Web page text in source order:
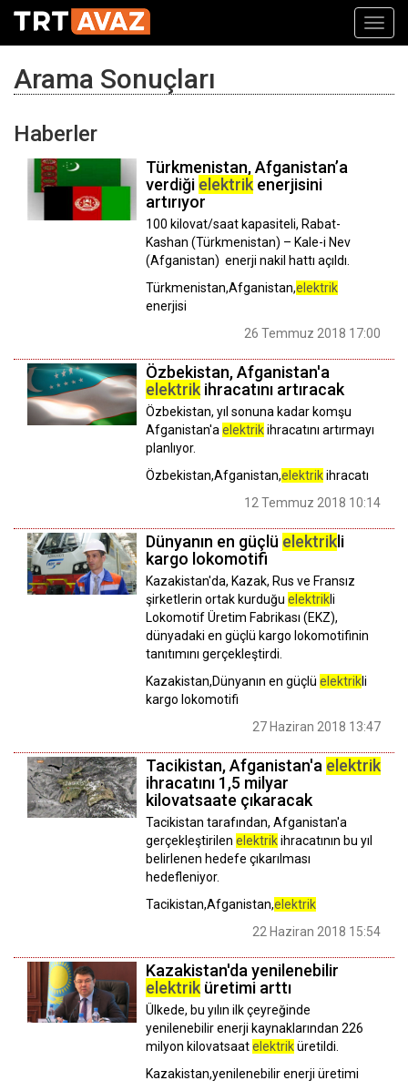
Arama Sonuçları
Haberler
Türkmenistan, Afganistan’a
verdiği elektrik enerjisini
artırıyor
100 kilovat/saat kapasiteli, Rabat-
Kashan (Türkmenistan) – Kale-i Nev
(Afganistan) enerji nakil hattı açıldı.
Türkmenistan,Afganistan,elektrik
enerjisi
26 Temmuz 2018 17:00
Özbekistan, Afganistan'a
elektrik ihracatını artıracak
Özbekistan, yıl sonuna kadar komşu
Afganistan'a elektrikihracatını artırmayı
planlıyor.
Özbekistan,Afganistan,elektrikihracatı
12 Temmuz 2018 10:14
Dünyanın en güçlü elektrik li
kargo lokomotifi
Kazakistan'da, Kazak, Rus ve Fransız
şirketlerin ortak kurduğu elektrikli
Lokomotif Üretim Fabrikası (EKZ),
dünyadaki en güçlü kargo lokomotifinin
tanıtımını gerçekleştirdi.
Kazakistan,Dünyanın en güçlü elektrikli
kargo lokomotifi
27 Haziran 2018 13:47
Tacikistan, Afganistan'a elektrik
ihracatını 1,5 milyar
kilovatsaate çıkaracak
Tacikistan tarafından, Afganistan'a
gerçekleştirilen elektrikihracatının bu yıl
belirlenen hedefe çıkarılması
hedefleniyor.
Tacikistan,Afganistan,elektrik
22 Haziran 2018 15:54
Kazakistan'da yenilenebilir
elektrik üretimi arttı
Ülkede, bu yılın ilk çeyreğinde
yenilenebilir enerji kaynaklarından 226
milyon kilovatsaatelektriküretildi.
Kazakistan,yenilenebilir enerji üretimi